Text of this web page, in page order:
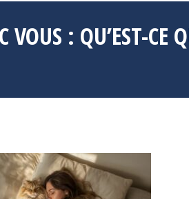
: QU’EST-CE